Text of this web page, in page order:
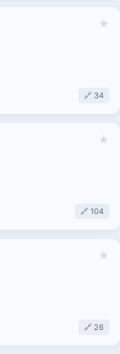
★
🔗 34
★
🔗 104
★
🔗 26